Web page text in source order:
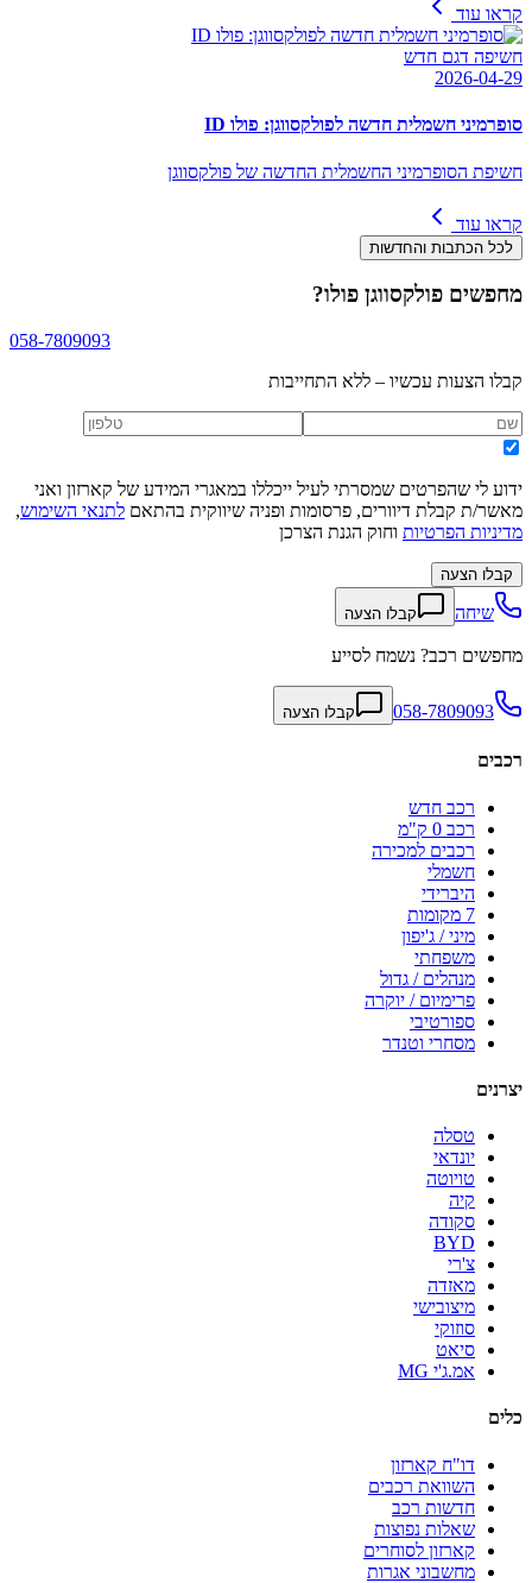
קראו עוד
חשיפה דגם חדש
2026-04-29
סופרמיני חשמלית חדשה לפולקסווגן: פולו ID
חשיפת הסופרמיני החשמלית החדשה של פולקסווגן
קראו עוד
לכל הכתבות והחדשות
מחפשים פולקסווגן פולו?
058-7809093
קבלו הצעות עכשיו – ללא התחייבות
ידוע לי שהפרטים שמסרתי לעיל ייכללו במאגרי המידע של קארזון ואני
מאשר/ת קבלת דיוורים, פרסומות ופניה שיווקית בהתאם לתנאי השימוש,
מדיניות הפרטיות וחוק הגנת הצרכן
קבלו הצעה
שיחה קבלו הצעה
מחפשים רכב? נשמח לסייע
058-7809093 קבלו הצעה
רכבים
רכב חדש
רכב 0 ק"מ
רכבים למכירה
חשמלי
היברידי
7 מקומות
מיני / ג'יפון
משפחתי
מנהלים / גדול
פרימיום / יוקרה
ספורטיבי
מסחרי וטנדר
יצרנים
טסלה
יונדאי
טויוטה
קיה
סקודה
BYD
צ'רי
מאזדה
מיצובישי
סוזוקי
סיאט
אמ.ג'י MG
כלים
דו"ח קארזון
השוואת רכבים
חדשות רכב
שאלות נפוצות
קארזון לסוחרים
מחשבוני אגרות